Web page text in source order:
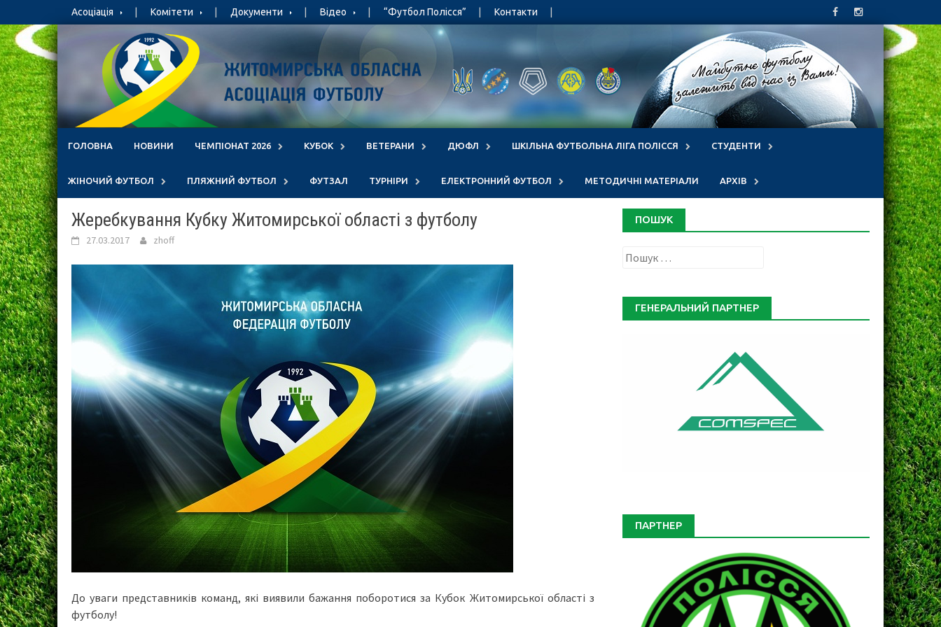
to
content
Асоціація Комітети Документи Відео “Футбол Полісся” Контакти
ГОЛОВНА НОВИНИ ЧЕМПІОНАТ 2026 КУБОК ВЕТЕРАНИ ДЮФЛ ШКІЛЬНА ФУТБОЛЬНА ЛІГА ПОЛІССЯ СТУДЕНТИ
ЖІНОЧИЙ ФУТБОЛ ПЛЯЖНИЙ ФУТБОЛ ФУТЗАЛ ТУРНІРИ ЕЛЕКТРОННИЙ ФУТБОЛ МЕТОДИЧНІ МАТЕРІАЛИ АРХІВ
Жеребкування Кубку Житомирської області з футболу
27.03.2017 zhoff
До уваги представників команд, які виявили бажання поборотися за Кубок Житомирської області з
футболу!
ПОШУК
Пошук:
ГЕНЕРАЛЬНИЙ ПАРТНЕР
ПАРТНЕР